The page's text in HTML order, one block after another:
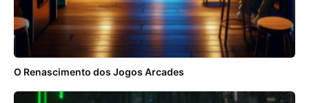
O Renascimento dos Jogos Arcades